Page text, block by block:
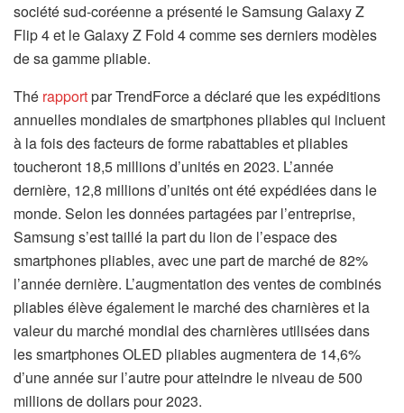
société sud-coréenne a présenté le Samsung Galaxy Z
Flip 4 et le Galaxy Z Fold 4 comme ses derniers modèles
de sa gamme pliable.
Thé rapportpar TrendForce a déclaré que les expéditions
annuelles mondiales de smartphones pliables qui incluent
à la fois des facteurs de forme rabattables et pliables
toucheront 18,5 millions d’unités en 2023. L’année
dernière, 12,8 millions d’unités ont été expédiées dans le
monde. Selon les données partagées par l’entreprise,
Samsung s’est taillé la part du lion de l’espace des
smartphones pliables, avec une part de marché de 82%
l’année dernière. L’augmentation des ventes de combinés
pliables élève également le marché des charnières et la
valeur du marché mondial des charnières utilisées dans
les smartphones OLED pliables augmentera de 14,6%
d’une année sur l’autre pour atteindre le niveau de 500
millions de dollars pour 2023.